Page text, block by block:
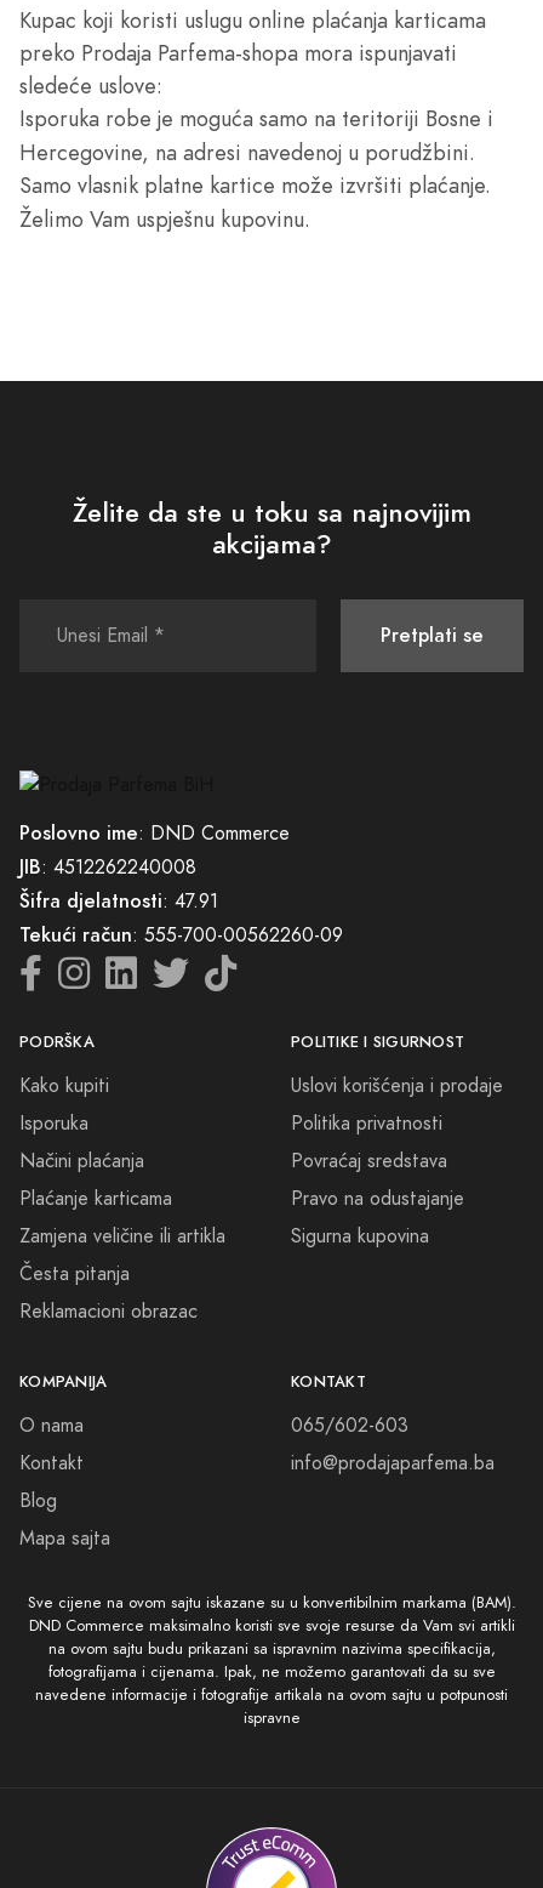
Kupac koji koristi uslugu online plaćanja karticama
preko Prodaja Parfema-shopa mora ispunjavati
sledeće uslove:
Isporuka robe je moguća samo na teritoriji Bosne i
Hercegovine, na adresi navedenoj u porudžbini.
Samo vlasnik platne kartice može izvršiti plaćanje.
Želimo Vam uspješnu kupovinu.
Želite da ste u toku sa najnovijim
akcijama?
Pretplati se
Poslovno ime: DND Commerce
JIB: 4512262240008
Šifra djelatnosti: 47.91
Tekući račun: 555-700-00562260-09
PODRŠKA
Kako kupiti
Isporuka
Načini plaćanja
Plaćanje karticama
Zamjena veličine ili artikla
Česta pitanja
Reklamacioni obrazac
POLITIKE I SIGURNOST
Uslovi korišćenja i prodaje
Politika privatnosti
Povraćaj sredstava
Pravo na odustajanje
Sigurna kupovina
KOMPANIJA
O nama
Kontakt
Blog
Mapa sajta
KONTAKT
065/602-603
info@prodajaparfema.ba
Sve cijene na ovom sajtu iskazane su u konvertibilnim markama (BAM).
DND Commerce maksimalno koristi sve svoje resurse da Vam svi artikli
na ovom sajtu budu prikazani sa ispravnim nazivima specifikacija,
fotografijama i cijenama. Ipak, ne možemo garantovati da su sve
navedene informacije i fotografije artikala na ovom sajtu u potpunosti
ispravne